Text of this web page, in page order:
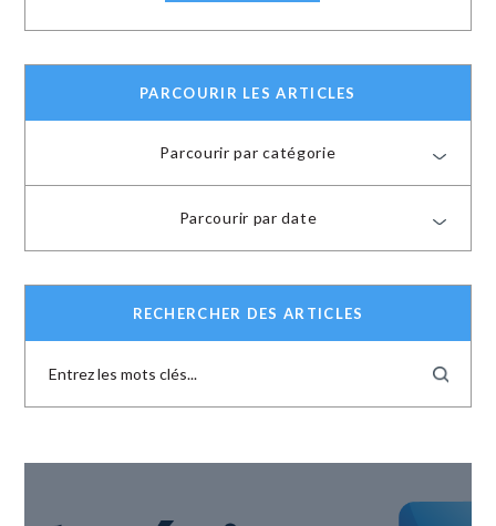
PARCOURIR LES ARTICLES
Parcourir par catégorie
Parcourir par date
RECHERCHER DES ARTICLES